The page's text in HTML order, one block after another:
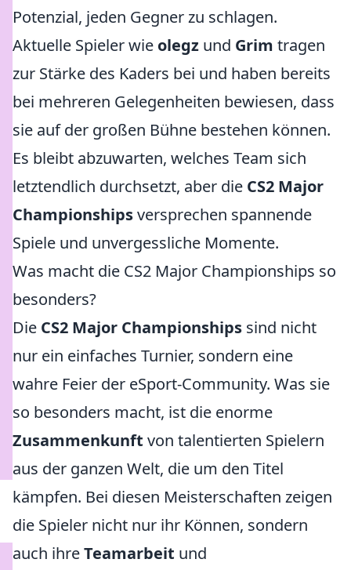
Potenzial, jeden Gegner zu schlagen.
Aktuelle Spieler wie olegz und Grim tragen
zur Stärke des Kaders bei und haben bereits
bei mehreren Gelegenheiten bewiesen, dass
sie auf der großen Bühne bestehen können.
Es bleibt abzuwarten, welches Team sich
letztendlich durchsetzt, aber die CS2 Major
Championshipsversprechen spannende
Spiele und unvergessliche Momente.
Was macht die CS2 Major Championships so
besonders?
Die CS2 Major Championships sind nicht
nur ein einfaches Turnier, sondern eine
wahre Feier der eSport-Community. Was sie
so besonders macht, ist die enorme
Zusammenkunft von talentierten Spielern
aus der ganzen Welt, die um den Titel
kämpfen. Bei diesen Meisterschaften zeigen
die Spieler nicht nur ihr Können, sondern
auch ihreTeamarbeit und